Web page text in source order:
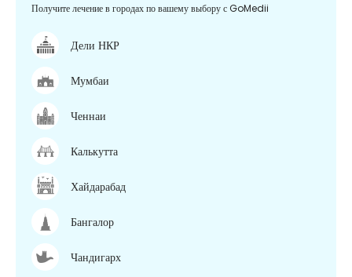
Получите лечение в городах по вашему выбору с GoMedii
Дели НКР
Мумбаи
Ченнаи
Калькутта
Хайдарабад
Бангалор
Чандигарх